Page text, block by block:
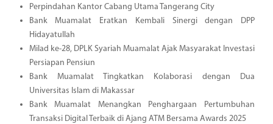
Perpindahan Kantor Cabang Utama Tangerang City
Bank Muamalat Eratkan Kembali Sinergi dengan DPP
Hidayatullah
Milad ke-28, DPLK Syariah Muamalat Ajak Masyarakat Investasi
Persiapan Pensiun
Bank Muamalat Tingkatkan Kolaborasi dengan Dua
Universitas Islam di Makassar
Bank Muamalat Menangkan Penghargaan Pertumbuhan
Transaksi Digital Terbaik di Ajang ATM Bersama Awards 2025